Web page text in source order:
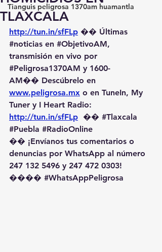
Tianguis peligrosa 1370am huamantla
TLAXCALA
http://tun.in/sfFLp �� Últimas
#noticias en #ObjetivoAM,
transmisión en vivo por
#Peligrosa1370AM y 1600-
AM��️ Descúbrelo en
www.peligrosa.mx o en TuneIn, My
Tuner y I Heart Radio:
http://tun.in/sfFLp �� #Tlaxcala
#Puebla #RadioOnline
�� ¡Envíanos tus comentarios o
denuncias por WhatsApp al número
247 132 5496 y 247 472 0303!
��️�� #WhatsAppPeligrosa